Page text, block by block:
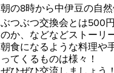
朝の8時から中伊豆の自
ぶつぶつ交換会とは500
のか、などなどストーリ
朝食になるような料理や
ってくるものは様々！
ぜひぜひ交流しましょう